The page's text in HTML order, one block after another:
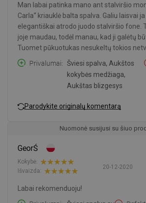
Man labai patinka mano ant stalviršio
Carla“ kriauklė balta spalva. Galiu laisvai
elegantiškai atrodo juodo stalviršio fone.
joje maudau, todėl manau, kad ji galėtų
Tuomet pūkuotukas nesukeltų tokios
Privalumai
Šviesi spalva, Aukštos
kokybės medžiaga,
Aukštas blizgesys
Parodykite originalų komentarą
Nuomonė susijusi su šiuo
GeorŚ
20-12-2020
Kokybė:
Išvaizda:
Labai rekomenduoju!